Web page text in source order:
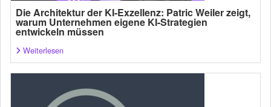
Die Architektur der KI-Exzellenz: Patric Weiler zeigt,
warum Unternehmen eigene KI-Strategien
entwickeln müssen
Weiterlesen